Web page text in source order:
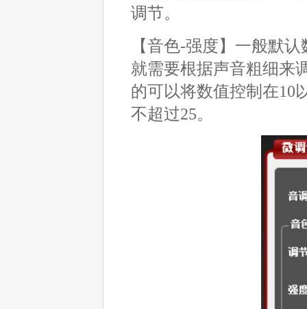
调节。
【音色-强度】一般默
就需要根据声音粗细来
的可以将数值控制在10
不超过25。